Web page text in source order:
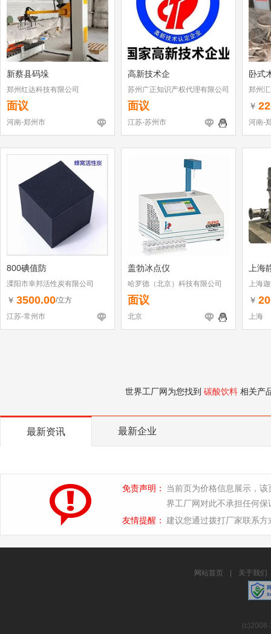
新蔡县码垛
郑州红达科技有限公司
面议
河南-郑州市
高新技术企
苏州广正知识产权代理有限公司
面议
江苏-苏州市
卧式
郑州
￥
河南-
800碘值防
溧阳市幸邦活性炭有限公司
￥ 3500.00/立方
江苏-常州市
盖勃冰点仪
哈罗德（北京）科技有限公司
面议
北京
上海
上海
￥
上海
世界工厂网为您找到 碳酸饮料 相关产
最新资讯 最新企业
免责声明：
当前页为价格信息展示，
界工厂网对此不承担任何保
友情提醒： 建议您通过拨打厂家联系
网站首页 关于我们